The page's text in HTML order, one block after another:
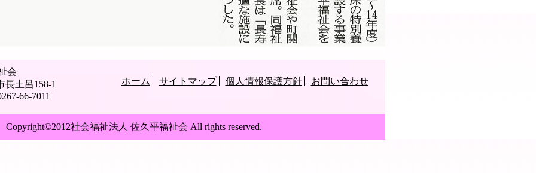
会
土呂158-1
66-7011
ホーム サイトマップ 個人情報保護方針 お問い合わせ
Copyright©2012社会福祉法人 佐久平福祉会 All rights reserved.